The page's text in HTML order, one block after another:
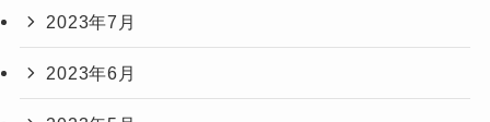
2023年7月
2023年6月